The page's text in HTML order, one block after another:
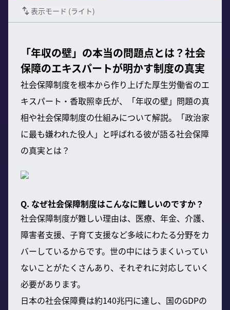
表示モード (ライト)
「年収の壁」の本当の問題点とは？社会
保障のエキスパートが明かす制度の真実
社会保障制度を根本から作り上げた厚生労働省のエ
キスパート・香取照幸氏が、「年収の壁」問題の真
相や社会保障制度の仕組みについて解説。「政治家
に最も嫌われた役人」と呼ばれる彼が語る社会保障
の真実とは？
Q. なぜ社会保障制度はこんなに難しいのですか？
社会保障制度が難しい理由は、医療、年金、介護、
障害者支援、子育て支援など多岐にわたる分野をカ
バーしているからです。世の中にはうまくいってい
ないことがたくさんあり、それぞれに対応していく
必要があります。
日本の社会保障費は約140兆円に達し、国のGDPの